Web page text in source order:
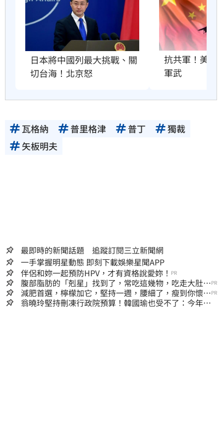
日本將中國列最大挑戰、關
切台海！北京怒
抗共軍！美國
軍武
瓦格納 普里格津 普丁
獨裁
矢板明夫
最即時的新聞話題 追蹤訂閱三立新聞網
一手掌握明星動態 即刻下載娛樂星聞APP
伴侶和妳一起預防HPV，才有資格說愛妳！ PR
腹部脂肪的「剋星」找到了，常吃這幾物，吃走大肚
囊，瘦出小蠻腰
PR
減肥首選，檸檬加它，堅持一週，腰細了，瘦到你懷疑
人生
PR
翁曉玲堅持刪凍行政院預算！韓國瑜也受不了：今年剩4